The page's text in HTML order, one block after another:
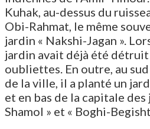
Kuhak, au-dessus du
Obi-Rahmat, le même
jardin « Nakshi-Jagan ».
jardin avait déjà été
oubliettes. En outre, au
de la ville, il a planté un
et en bas de la capitale des
Shamol » et « Boghi-Begisht